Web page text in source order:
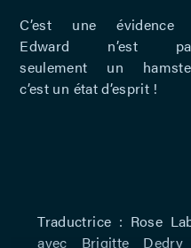
C’est une évidence
Edward n’est
seulement un
c’est un état d’esprit !
Traductrice : Rose
avec Brigitte Dedry